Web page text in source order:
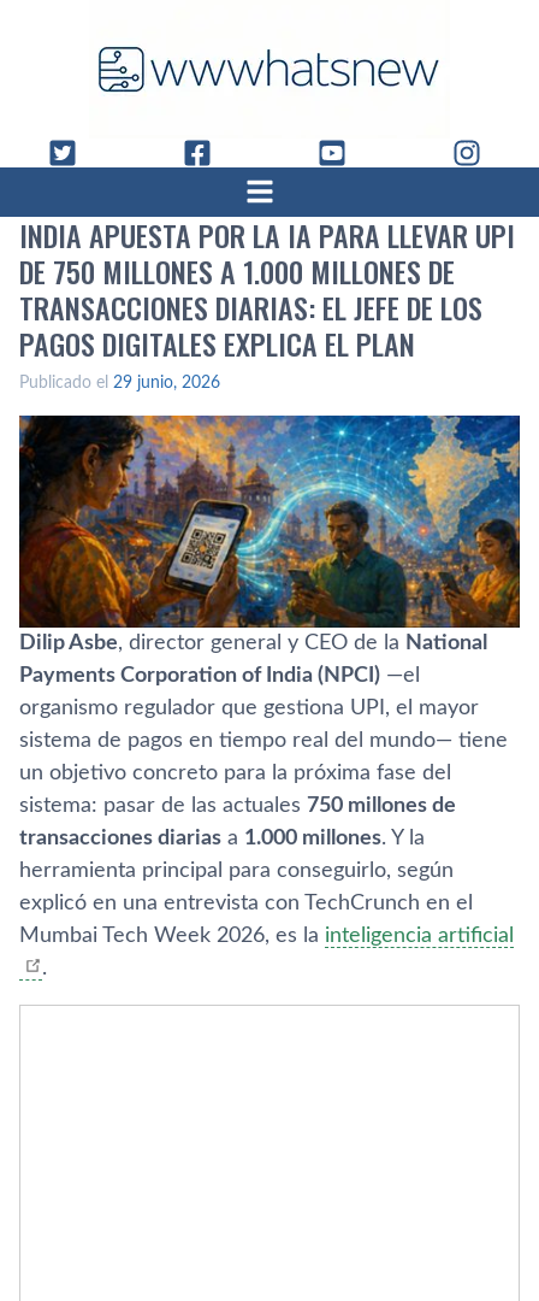
INDIA APUESTA POR LA IA PARA LLEVAR UPI
DE 750 MILLONES A 1.000 MILLONES DE
TRANSACCIONES DIARIAS: EL JEFE DE LOS
PAGOS DIGITALES EXPLICA EL PLAN
Publicado el 29 junio, 2026
Dilip Asbe, director general y CEO de la National
Payments Corporation of India (NPCI) —el
organismo regulador que gestiona UPI, el mayor
sistema de pagos en tiempo real del mundo— tiene
un objetivo concreto para la próxima fase del
sistema: pasar de las actuales 750 millones de
transacciones diarias a 1.000 millones. Y la
herramienta principal para conseguirlo, según
explicó en una entrevista con TechCrunch en el
Mumbai Tech Week 2026, es la inteligencia artificial
.